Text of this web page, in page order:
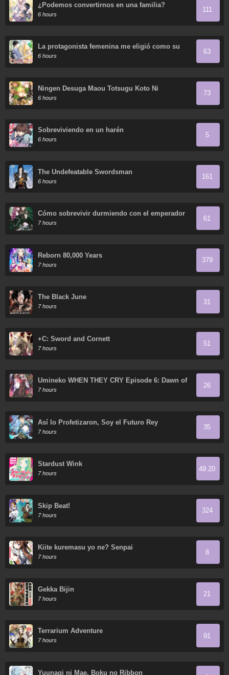
¿Podemos convertirnos en una familia?
6 hours
111
La protagonista femenina me eligió como su
nueva hermana
6 hours
63
Ningen Desuga Maou Totsugu Koto Ni
Narimashita
6 hours
73
Sobreviviendo en un harén
6 hours
5
The Undefeatable Swordsman
6 hours
161
Cómo sobrevivir durmiendo con el emperador
7 hours
61
Reborn 80,000 Years
7 hours
379
The Black June
7 hours
31
+C: Sword and Cornett
7 hours
51
Umineko WHEN THEY CRY Episode 6: Dawn of
the Golden Witch
7 hours
26
Así lo Profetizaron, Soy el Futuro Rey
7 hours
35
Stardust Wink
7 hours
49.20
Skip Beat!
7 hours
324
Kiite kuremasu yo ne? Senpai
7 hours
8
Gekka Bijin
7 hours
21
Terrarium Adventure
7 hours
91
Yuunagi ni Mae, Boku no Ribbon